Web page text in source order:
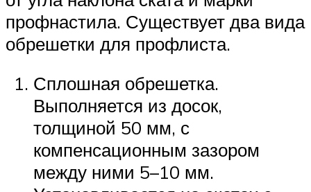
профнастила. Существует два вида
обрешетки для профлиста.
Сплошная обрешетка.
Выполняется из досок,
толщиной 50 мм, с
компенсационным зазором
между ними 5–10 мм.